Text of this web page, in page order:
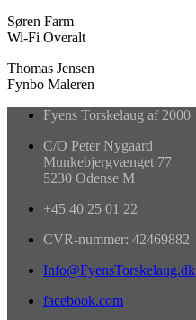
Søren Farm
Wi-Fi Overalt
Thomas Jensen
Fynbo Maleren
Fyens Torskelaug af 2000
C/O Peter Nygaard
Munkebjergvænget 77
5230 Odense M
+45 40 25 01 22
CVR-nummer: 42469882
Info@FyensTorskelaug.dk
facebook.com